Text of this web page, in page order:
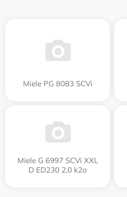
Miele PG 8083 SCVi
Miele G 6997 SCVi XXL
D ED230 2,0 k2o